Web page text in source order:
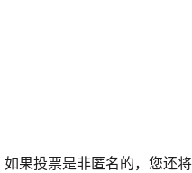
果投票是非匿名的，您还